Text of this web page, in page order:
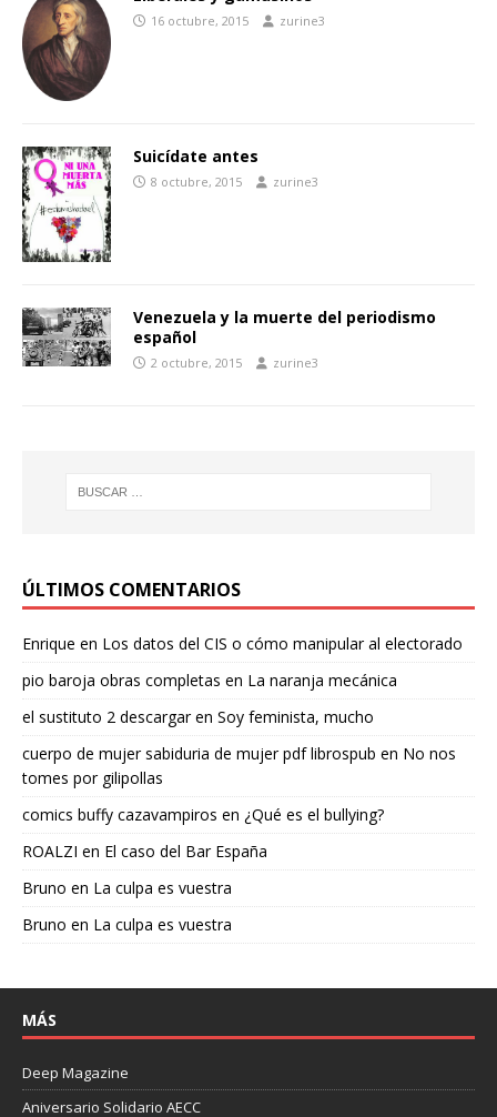
16 octubre, 2015 zurine3
Suicídate antes
8 octubre, 2015 zurine3
Venezuela y la muerte del periodismo
español
2 octubre, 2015 zurine3
ÚLTIMOS COMENTARIOS
Enrique en Los datos del CIS o cómo manipular al electorado
pio baroja obras completas en La naranja mecánica
el sustituto 2 descargaren Soy feminista, mucho
cuerpo de mujer sabiduria de mujer pdf librospub en No nos
tomes por gilipollas
comics buffy cazavampiros en ¿Qué es el bullying?
ROALZI en El caso del Bar España
Bruno en La culpa es vuestra
Bruno en La culpa es vuestra
MÁS
Deep Magazine
Aniversario Solidario AECC